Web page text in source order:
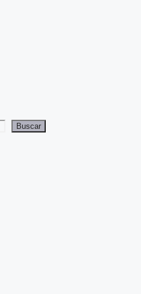
Buscar